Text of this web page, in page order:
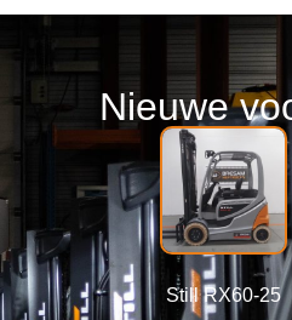
Nieuwe
Still RX60-25